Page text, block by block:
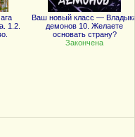
1.2.
Ваш новый класс —
демонов 10. Желаете
основать страну?
Закончена